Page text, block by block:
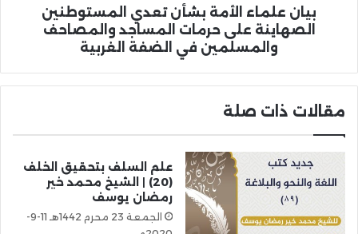
بيان علماء الأمة بشأن تعدي المستوطنين
الصهاينة على حرمات المساجد والمصاحف
والمسلمين في الضفة الغربية
مقالات ذات صلة
علم السلف بتحقيق الخلف
(20) | الشيخ محمد خير
رمضان يوسف
الجمعة 23 محرم 1442هـ 11-9-